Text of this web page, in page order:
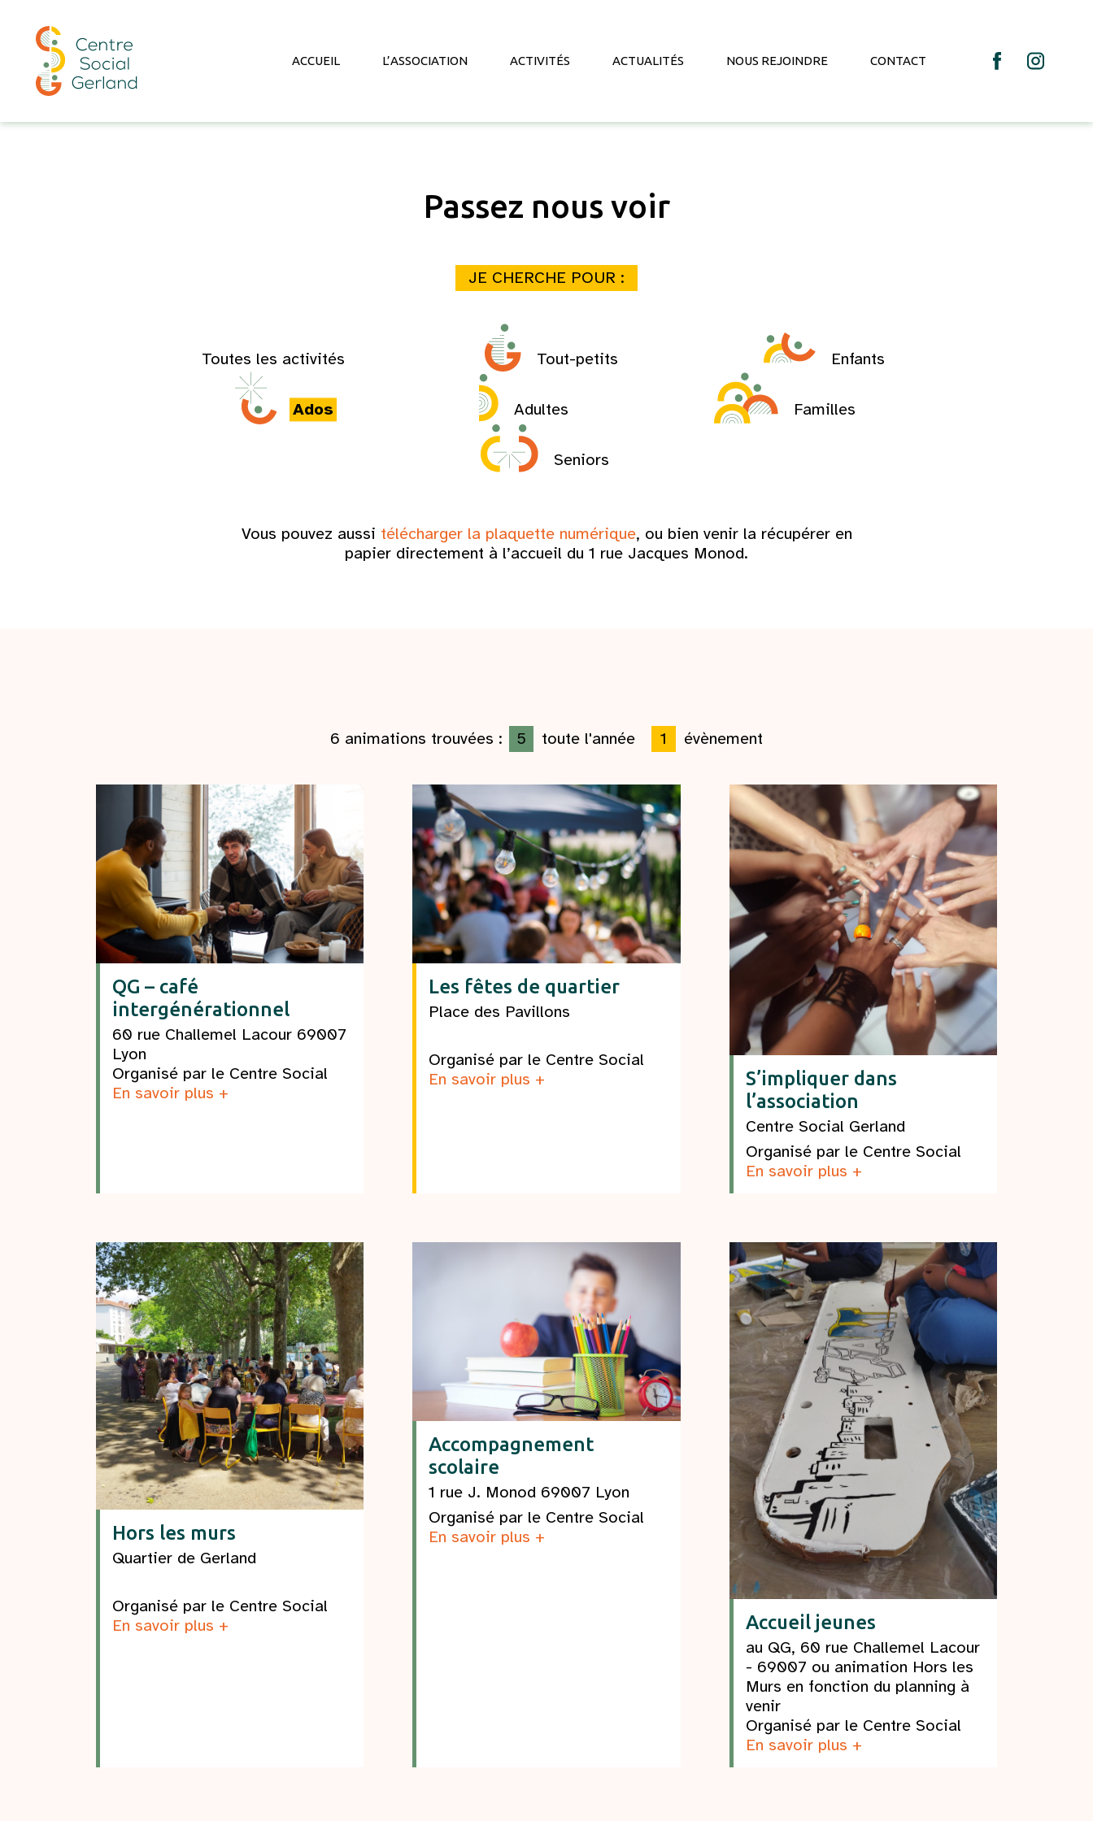
Aller au contenu
ACCUEIL L’ASSOCIATION ACTIVITÉS ACTUALITÉS NOUS REJOINDRE CONTACT
Passez nous voir
JE CHERCHE POUR :
Toutes les activités Tout-petits Enfants
Ados Adultes Familles
Seniors
Vous pouvez aussi télécharger la plaquette numérique, ou bien venir la récupérer en
papier directement à l’accueil du 1 rue Jacques Monod.
6 animations trouvées : 5 toute l'année 1 évènement
QG – café
intergénérationnel
60 rue Challemel Lacour 69007
Lyon
Organisé par le Centre Social
En savoir plus +
Les fêtes de quartier
Place des Pavillons
Organisé par le Centre Social
En savoir plus +
S’impliquer dans
l’association
Centre Social Gerland
Organisé par le Centre Social
En savoir plus +
Hors les murs
Quartier de Gerland
Organisé par le Centre Social
En savoir plus +
Accompagnement
scolaire
1 rue J. Monod 69007 Lyon
Organisé par le Centre Social
En savoir plus +
Accueil jeunes
au QG, 60 rue Challemel Lacour
- 69007 ou animation Hors les
Murs en fonction du planning à
venir
Organisé par le Centre Social
En savoir plus +